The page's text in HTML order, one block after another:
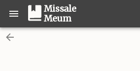
Missale
Meum